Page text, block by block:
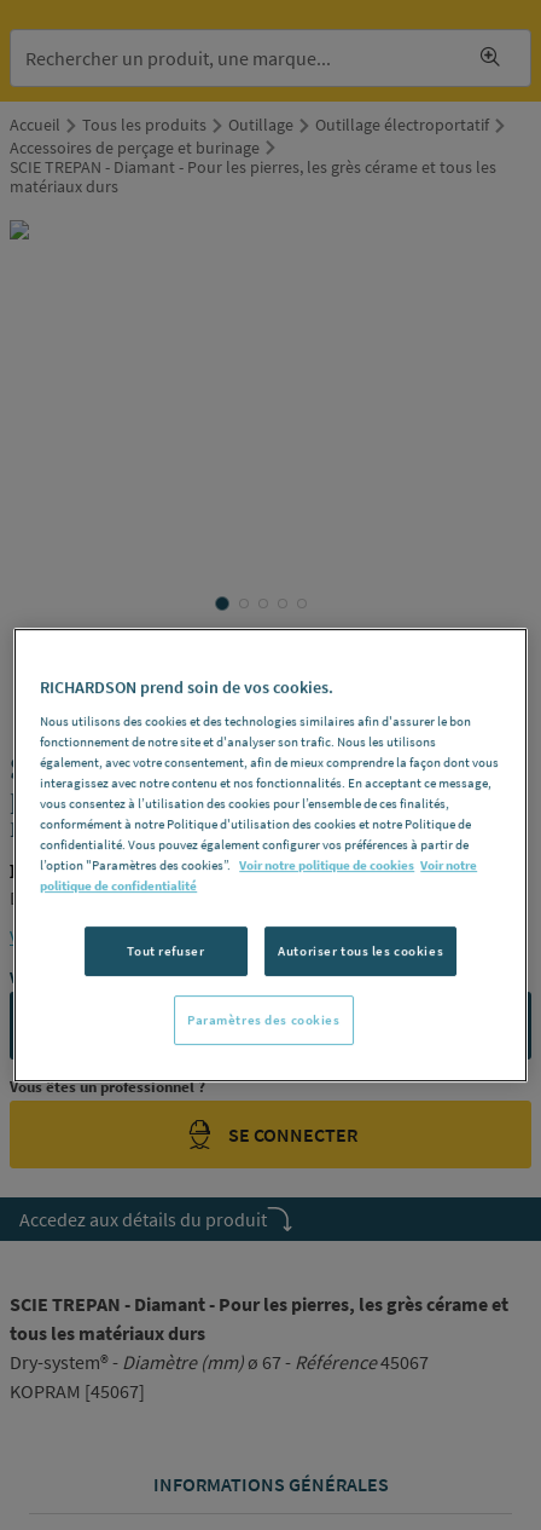
Accueil Tous les produits Outillage
Outillage électroportatif
Accessoires de perçage et burinage
SCIE TREPAN - Diamant - Pour les pierres, les grès cérame et tous les
matériaux durs
ERKO REF : 2902E
SCIE TREPAN - Diamant - Pour les
pierres, les grès cérame et tous les
matériaux durs
ERKO 45067
Dry-system® -Diamètre (mm)
Voir la description complète
Vous avez un projet ?
CONTACTEZ-NOUS
Vous êtes un professionnel ?
SE CONNECTER
Accedez aux détails du produit
SCIE TREPAN - Diamant - Pour les pierres, les grès cérame et
tous les matériaux durs
Dry-system® - Diamètre (mm) ø 67 - Référence45067
KOPRAM [45067]
INFORMATIONS GÉNÉRALES
RICHARDSON prend soin de vos cookies.
Nous utilisons des cookies et des technologies similaires afin d'assurer le bon
fonctionnement de notre site et d'analyser son trafic. Nous les utilisons
également, avec votre consentement, afin de mieux comprendre la façon dont vous
interagissez avec notre contenu et nos fonctionnalités. En acceptant ce message,
vous consentez à l’utilisation des cookies pour l’ensemble de ces finalités,
conformément à notre Politique d'utilisation des cookies et notre Politique de
confidentialité. Vous pouvez également configurer vos préférences à partir de
l’option "Paramètres des cookies”.
Voir notre politique de cookies Voir notre
politique de confidentialité
Tout refuser Autoriser tous les cookies
Paramètres des cookies